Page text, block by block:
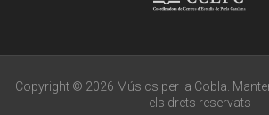
Copyright © 2026 Músics per la Cobla.
els drets reservats